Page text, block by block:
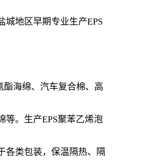
城地区早期专业生产EPS
酯海绵、汽车复合棉、高
等。生产EPS聚苯乙烯泡
各类包装，保温隔热、隔